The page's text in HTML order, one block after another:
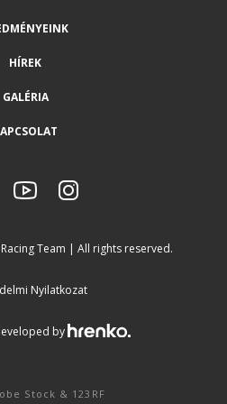
HÍREK
GALÉRIA
Team | All rights reserved.
Nyilatkozat
by
Stock & 123RF